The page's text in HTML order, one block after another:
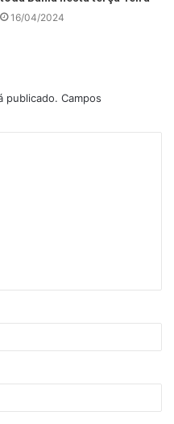
16/04/2024
publicado. Campos